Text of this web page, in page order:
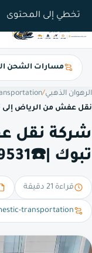
تخطي إلى المحتوى
مسارات الشحن
الرهوان الذهبي/
نقل عفش من الرياض إلى
شركة نقل
تبوك |☎️0551009531
قراءة 21 دقيقة
transportation